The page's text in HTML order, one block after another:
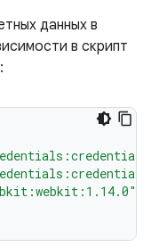
данных в
в скрипт